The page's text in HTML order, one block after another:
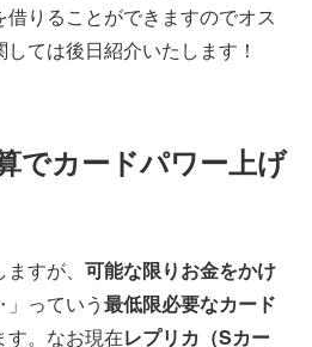
りることができますのでオス
ては後日紹介いたします！
でカードパワー上げ
すが、 可能な限りお金をかけ
っていう最低限必要なカード
す。なお現在レプリカ（Sカー